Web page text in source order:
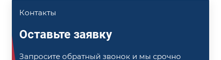
Контакты
Оставьте заявку
Запросите обратный звонок и мы срочно